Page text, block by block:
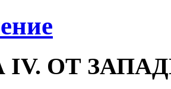
IV. ОТ